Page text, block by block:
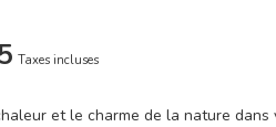
Taxes incluses
et le charme de la nature dans